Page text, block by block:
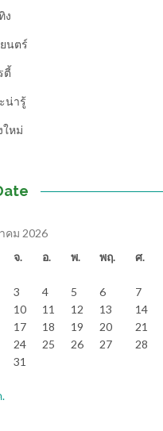
ง
นตร์
ตี้
น่ารู้
ใหม่
คม 2026
จ. อ. พ. พฤ. ศ.
3 4 5 6 7
10 11 12 13 14
17 18 19 20 21
24 25 26 27 28
31
.